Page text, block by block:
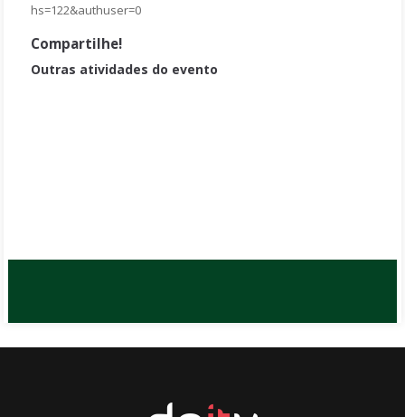
hs=122&authuser=0
Compartilhe!
Outras atividades do evento